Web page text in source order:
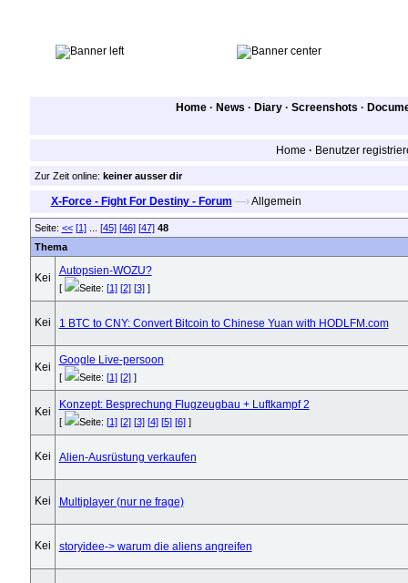
Home · News · Diary · Screenshots ·
Home · Benutzer
Zur Zeit online: keiner ausser dir
X-Force - Fight For Destiny - Forum —›Allgemein
Seite: << [1]... [45] [46] [47] 48
Thema
Autopsien-WOZU?
[ Seite: [1] [2] [3]]
1 BTC to CNY: Convert Bitcoin to Chinese Yuan with HODLFM.com
Google Live-persoon
[ Seite: [1] [2]]
Konzept: Besprechung Flugzeugbau + Luftkampf 2
[ Seite: [1] [2] [3] [4] [5] [6]]
Alien-Ausrüstung verkaufen
Multiplayer (nur ne frage)
storyidee-> warum die aliens angreifen